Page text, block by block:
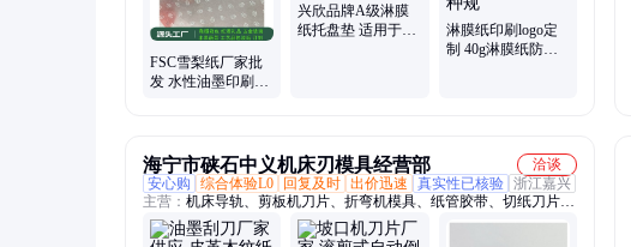
FSC雪梨纸厂家批
发 水性油墨印刷拷
兴欣品牌A级淋膜
纸托盘垫 适用于食
淋膜纸印刷logo定
制 40g淋膜纸防油
海宁市硖石中义机床刃模具经营部
洽谈
安心购
综合体验L0 回复及时 出价迅速 真实性已核验 浙江嘉兴
主营： 机床导轨、剪板机刀片、折弯机模具、纸管胶带、切纸刀片、
油墨刮刀、切纸机刀片、纸箱机械刀片、分板机刀片、纵剪机刀片、